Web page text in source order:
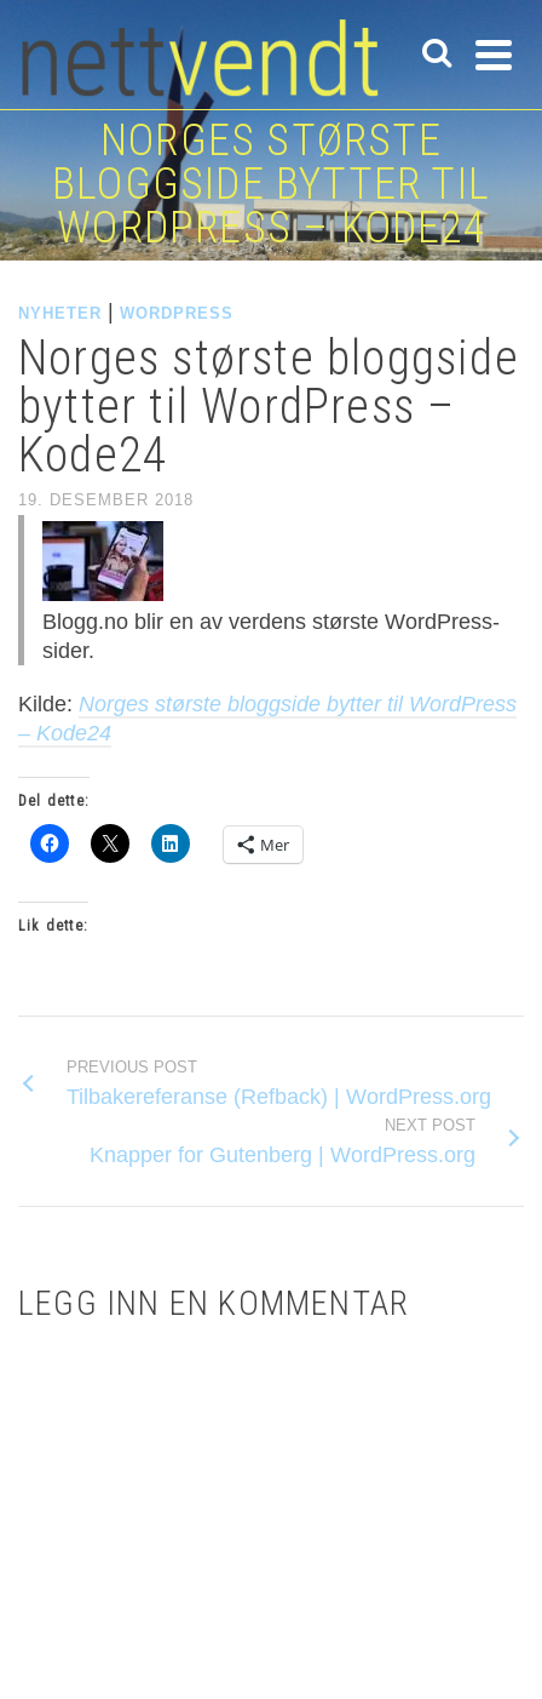
NORGES STØRSTE
BLOGGSIDE BYTTER TIL
WORDPRESS – KODE24
NYHETER WORDPRESS
Norges største bloggside
bytter til WordPress –
Kode24
19. DESEMBER 2018
Blogg.no blir en av verdens største WordPress-
sider.
Kilde: Norges største bloggside bytter til WordPress
– Kode24
Del dette:
Mer
Lik dette:
PREVIOUS POST
Tilbakereferanse (Refback) | WordPress.org
NEXT POST
Knapper for Gutenberg | WordPress.org
LEGG INN EN KOMMENTAR